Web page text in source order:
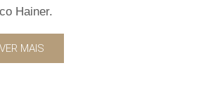
Hainer.
VER MAIS